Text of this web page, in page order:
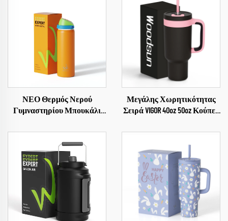
ΝΕΟ Θερμός Νερού
Γυμναστηρίου Μπουκάλι
Θερμόσια Από Ανοξείδωτο
Χάλυβα Για Αθλήματα
Μεγάλης Χωρητικότητας
Σειρά VIGOR 40oz 50oz Κούπες
Καφές Θερμός 2024